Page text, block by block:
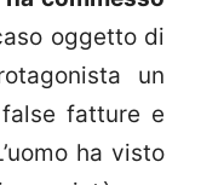
oggetto di
un
fatture e
ha visto